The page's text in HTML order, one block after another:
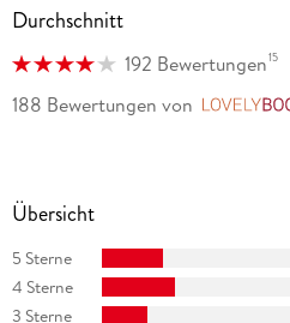
SPIEGEL-Bestsellerliste.
Durchschnitt
192 Bewertungen15
188 Bewertungen von
Übersicht
5 Sterne
4 Sterne
3 Sterne